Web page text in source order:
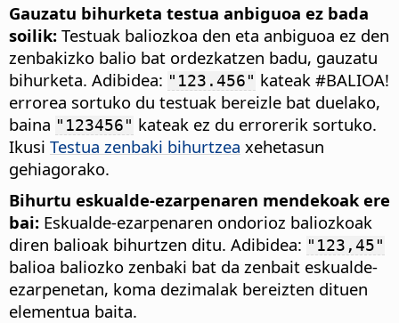
Gauzatu bihurketa testua anbiguoa ez bada
soilik: Testuak baliozkoa den eta anbiguoa ez den
zenbakizko balio bat ordezkatzen badu, gauzatu
bihurketa. Adibidea: "123.456" kateak #BALIOA!
errorea sortuko du testuak bereizle bat duelako,
baina "123456" kateak ez du errorerik sortuko.
Ikusi Testua zenbaki bihurtzea xehetasun
gehiagorako.
Bihurtu eskualde-ezarpenaren mendekoak ere
bai: Eskualde-ezarpenaren ondorioz baliozkoak
diren balioak bihurtzen ditu. Adibidea: "123,45"
balioa baliozko zenbaki bat da zenbait eskualde-
ezarpenetan, koma dezimalak bereizten dituen
elementua baita.